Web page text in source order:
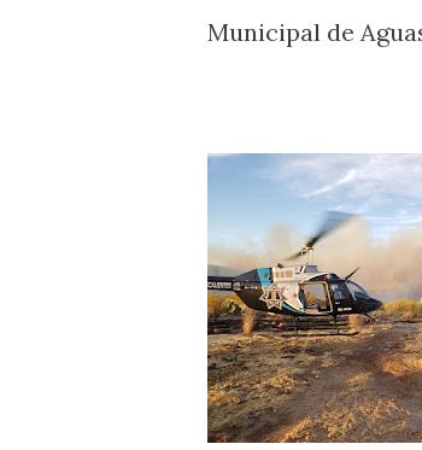
Municipal de